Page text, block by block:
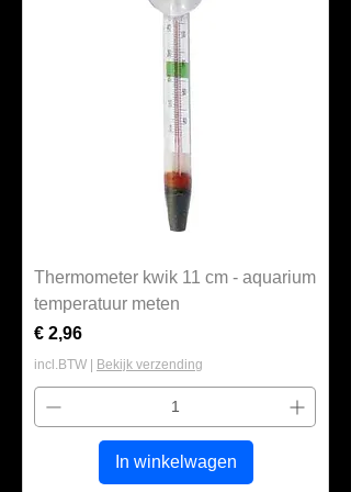
Thermometer kwik 11 cm - aquarium
temperatuur meten
Prijs
€ 2,96
incl.BTW Bekijk verzending
In winkelwagen